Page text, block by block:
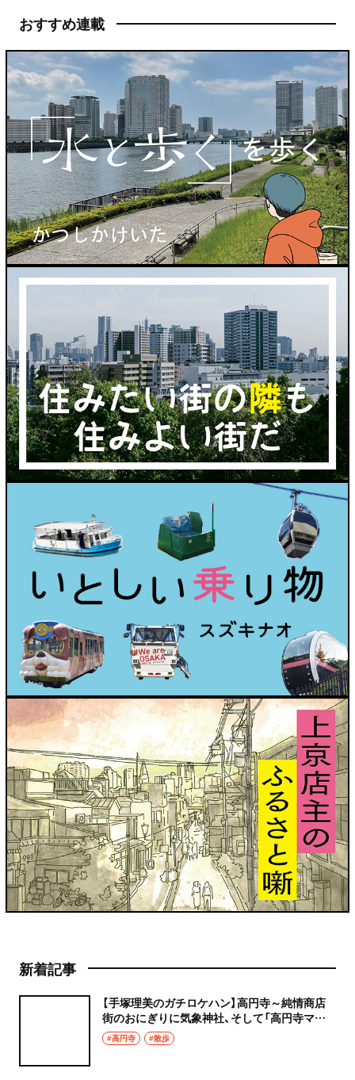
おすすめ連載
新着記事
【手塚理美のガチロケハン】高円寺～純情商店
街のおにぎりに気象神社、そして「高円寺マシ
タ」へ！
#高円寺 #散歩